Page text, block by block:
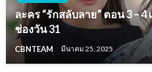
ละคร “รักสลับลาย” ตอน 3 – 4
ช่องวัน 31
CBNTEAM มีนาคม 25, 2025